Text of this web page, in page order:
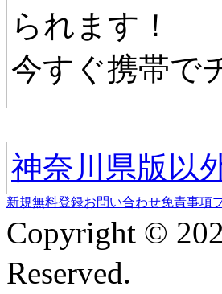
られます！
今すぐ携帯で
神奈川県版以
新規無料登録お問い合わせ免責事項
Copyright ©
Reserved.